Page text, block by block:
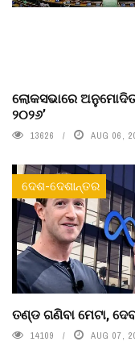
ଲୋକସଭାରେ ଅନୁମୋଦିତ
୨୦୨୬’
13626 AUG 06,
ଦେଶ-ଦେଶାନ୍ତର
ତଣ୍ଡ ଗଣିବା ମେଟା,
14109 AUG 07,